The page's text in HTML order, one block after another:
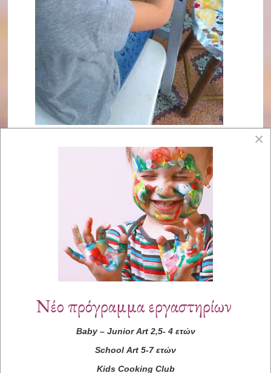
×
Νέο πρόγραμμα εργαστηρίων
Baby– Junior Art2,5- 4 ετών
School Art 5-7 ετών
Kids Cooking Club